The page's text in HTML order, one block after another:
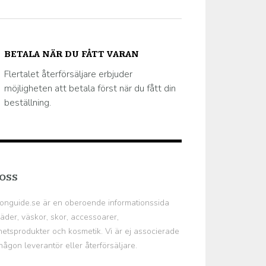
BETALA NÄR DU FÅTT VARAN
Flertalet återförsäljare erbjuder
möjligheten att betala först när du fått din
beställning.
är en oberoende informationssida
väskor, skor, accessoarer,
och kosmetik. Vi är ej associerade
leverantör eller återförsäljare.